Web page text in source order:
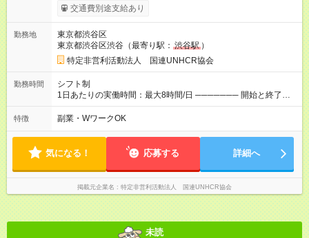
与支払】翌月15日 下記はモデルの月収例です。詳細は面接でご
案内します。 ────── モデル月収 ────── 【週3日／月12日
万(時給1400円～) 【週4日／月16日勤務の場合】 1年目:月収
20.5万(時給1350円～) 2年目:月収25.6万(時給1400円～) 【週5日
／月22日勤務の場合】 1年目:月収28.1万(時給1350円～) 2年目:
月収35.0万(時給1400円～) ※上記は1日8時間換算、成果給を加
算した目安金額です ◇時間外手当 ◇通勤手当 ◇健康管理補助 ◇
インフルエンザ予防接種補助 ◇成果給（個人業績／月毎）​ ◇チ
次昇給制度 ◇昇格制度 【試用期間】試用期間あり 試用期間の長
さ：1ヶ月 雇用形態、給与は本採用時と同じです。 初回は1か月
契約でトライアル期間（給与・待遇に差異なし）
交通費別途支給あり
勤務地
東京都渋谷区
東京都渋谷区渋谷（最寄り駅： 渋谷駅 ）
特定非営利活動法人 国連UNHCR協会
勤務時間
シフト制
1日あたりの実働時間：最大8時間/日 ─────── 開始と終了時
間 ─────── 8:00～21:00の中でシフト制 ※実働8時間（休憩
60分） ※活動場所により開始・終了時間は変動 ─────── 選
や月水金日、火水金土日など フルタイムで取り組みたい方も、
Ｗワーク希望の方も歓迎◎
特徴 副業・WワークOK
気になる！ 応募する 詳細へ
掲載元企業名 特定非営利活動法人 国連UNHCR協会
未読